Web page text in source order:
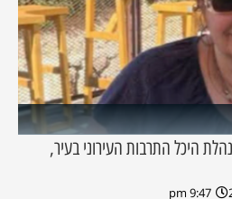
היכל התרבות העירוני בעיר,
9:47 pm